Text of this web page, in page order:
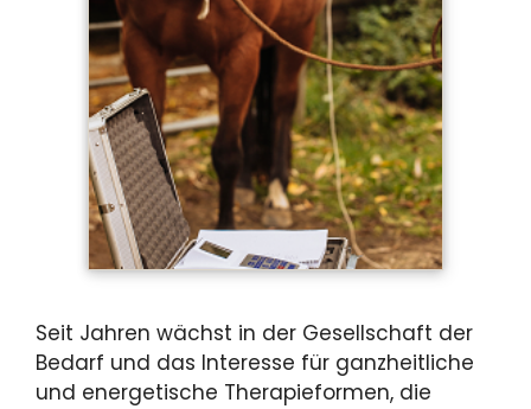
Seit Jahren wächst in der Gesellschaft der
Bedarf und das Interesse für ganzheitliche
und energetische Therapieformen, die